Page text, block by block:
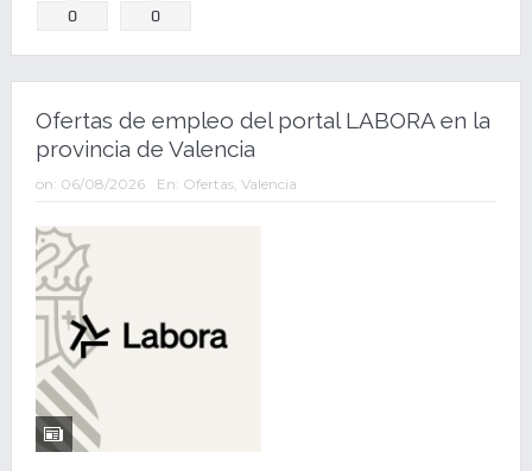
Comparte
0 0
Ofertas de empleo del portal LABORA en la
provincia de Valencia
on: 06/08/2026 En: Ofertas, Valencia